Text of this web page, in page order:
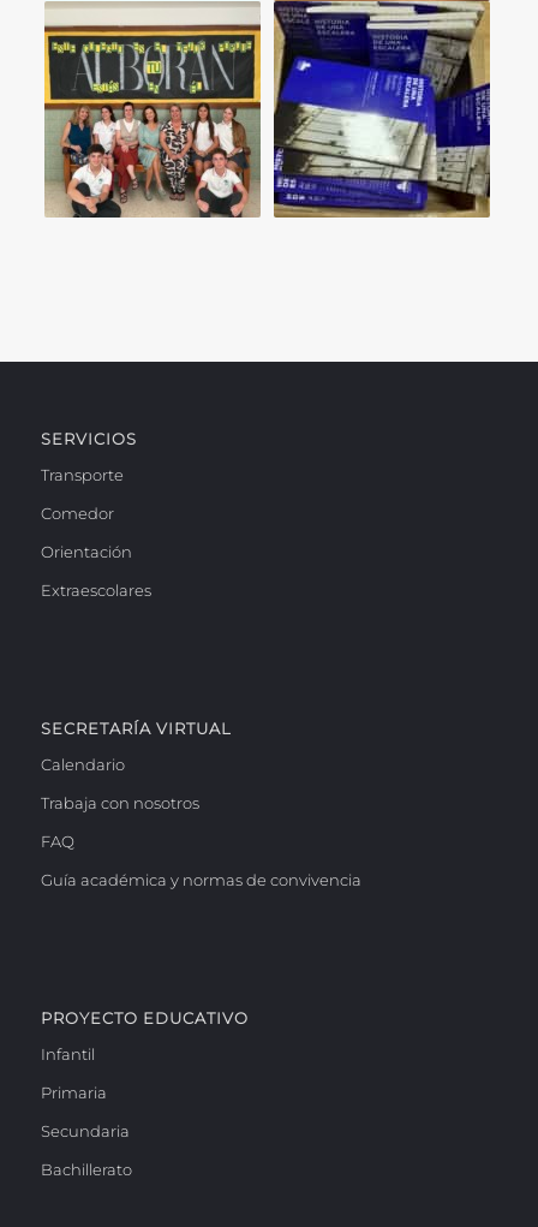
SERVICIOS
Transporte
Comedor
Orientación
Extraescolares
SECRETARÍA VIRTUAL
Calendario
Trabaja con nosotros
FAQ
Guía académica y normas de convivencia
PROYECTO EDUCATIVO
Infantil
Primaria
Secundaria
Bachillerato